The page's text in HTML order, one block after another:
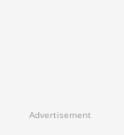
Advertisement